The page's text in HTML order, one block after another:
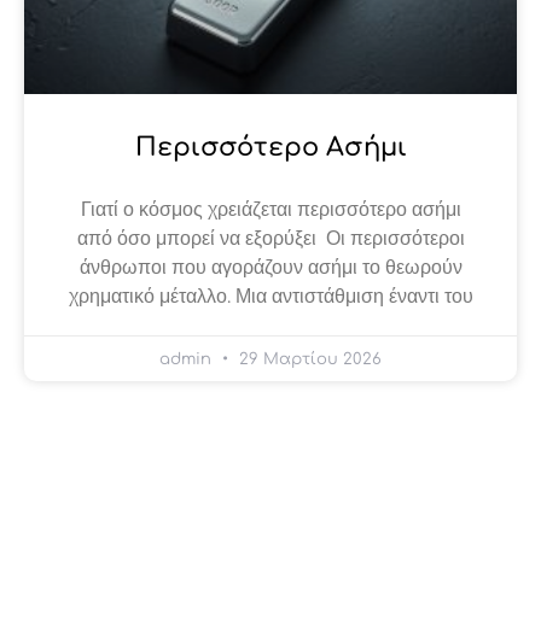
Περισσότερο Ασήμι
Γιατί ο κόσμος χρειάζεται περισσότερο ασήμι
από όσο μπορεί να εξορύξει Οι περισσότεροι
άνθρωποι που αγοράζουν ασήμι το θεωρούν
χρηματικό μέταλλο. Μια αντιστάθμιση έναντι του
admin 29 Μαρτίου 2026